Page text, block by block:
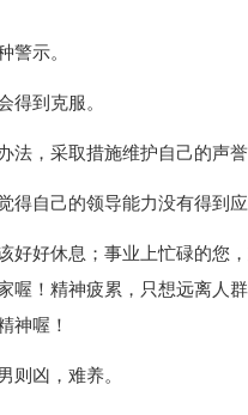
警示。
得到克服。
，采取措施维护自己的声誉
自己的领导能力没有得到应
好好休息；事业上忙碌的您
喔！精神疲累，只想远离人
神喔！
则凶，难养。